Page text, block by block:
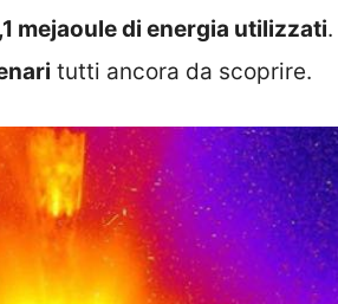
mejaoule di energia utilizzati
tutti ancora da scoprire.